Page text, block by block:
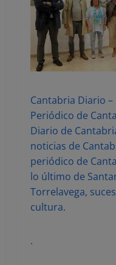
Cantabria Diario –
Periódico de
Diario de
noticias de
periódico de
lo último de
Torrelavega,
cultura.
.